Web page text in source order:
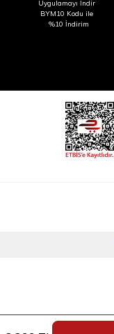
Uygulamayı İndir
BYM10 Kodu ile
%10 İndirim